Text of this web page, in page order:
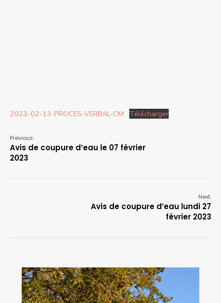
2023-02-13-PROCES-VERBAL-CM Télécharger
Previous:
Avis de coupure d’eau le 07 février
2023
Next:
Avis de coupure d’eau lundi 27
février 2023